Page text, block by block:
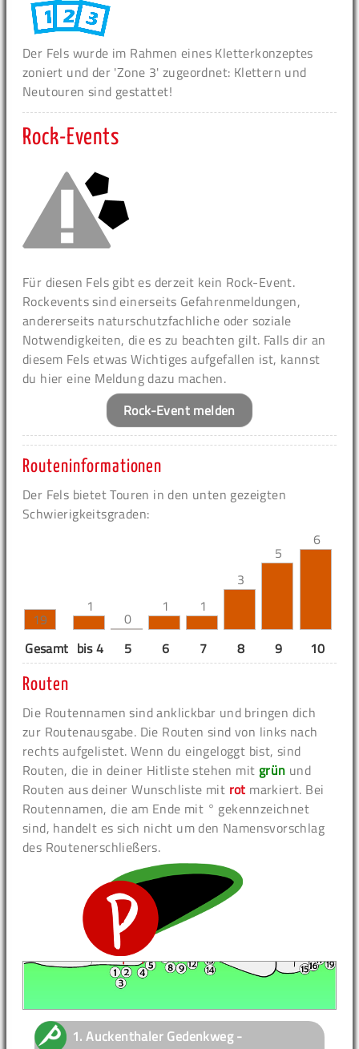
Der Fels wurde im Rahmen eines Kletterkonzeptes
zoniert und der 'Zone 3' zugeordnet: Klettern und
Neutouren sind gestattet!
Rock-Events
Für diesen Fels gibt es derzeit kein Rock-Event.
Rockevents sind einerseits Gefahrenmeldungen,
andererseits naturschutzfachliche oder soziale
Notwendigkeiten, die es zu beachten gilt. Falls dir an
diesem Fels etwas Wichtiges aufgefallen ist, kannst
du hier eine Meldung dazu machen.
Rock-Event melden
Routeninformationen
Der Fels bietet Touren in den unten gezeigten
Schwierigkeitsgraden:
19
1
0
1 1
3
5
6
Gesamt bis 4 5 6 7 8 9 10
Routen
Die Routennamen sind anklickbar und bringen dich
zur Routenausgabe. Die Routen sind von links nach
rechts aufgelistet. Wenn du eingeloggt bist, sind
Routen, die in deiner Hitliste stehen mit grün und
Routen aus deiner Wunschliste mit rot markiert. Bei
Routennamen, die am Ende mit ° gekennzeichnet
sind, handelt es sich nicht um den Namensvorschlag
des Routenerschließers.
1.Auckenthaler Gedenkweg -